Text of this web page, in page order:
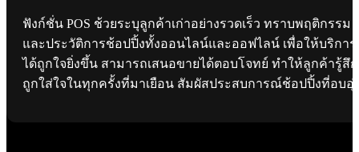
ฟังก์ชั่น POS ช้วยระบุลูกค้าเก่าอย่างรวดเร็ว ทราบพฤติกรรม
และประวัติการช้อปปิ้งทั้งออนไลน์และออฟไลน์ เพื่อให้บริการ
ได้ถูกใจยิ่งขึ้น สามารถเสนอขายได้ตอบโจทย์ ทำให้ลูกค้ารู้สึก
ถูกใส่ใจในทุกครั้งที่มาเยือน สัมผัสประสบการณ์ช้อปปิ้งที่อบอุ่